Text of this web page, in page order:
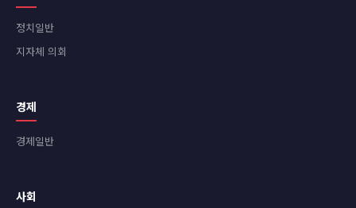
정치일반
지자체 의회
경제
경제일반
사회